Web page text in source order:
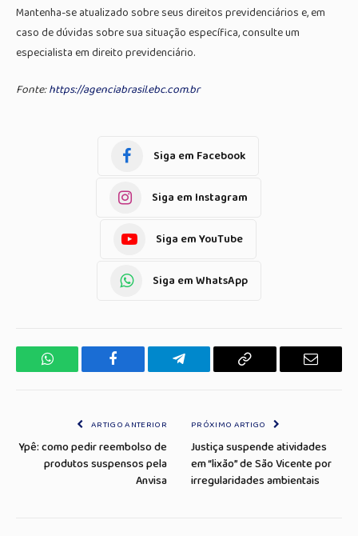
Mantenha-se atualizado sobre seus direitos previdenciários e, em
caso de dúvidas sobre sua situação específica, consulte um
especialista em direito previdenciário.
Fonte:https://agenciabrasil.ebc.com.br
Siga em Facebook
Siga em Instagram
Siga em YouTube
Siga em WhatsApp
WhatsApp Facebook Telegrama Copiar
E-
ARTIGO ANTERIOR
Ypê: como pedir reembolso de
produtos suspensos pela
Anvisa
PRÓXIMO ARTIGO
Justiça suspende atividades
em “lixão” de São Vicente por
irregularidades ambientais